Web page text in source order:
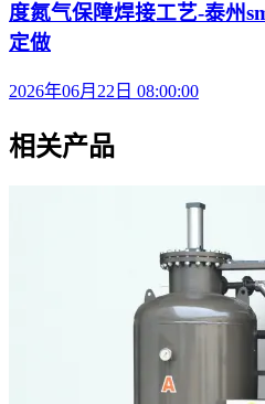
度氮气保障焊接工艺-泰州
定做
2026年06月22日 08:00:00
相关产品